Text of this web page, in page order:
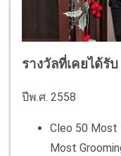
รางวัลที่เคยได้รับ
ปีพ.ศ. 2558
Cleo 50 Most
Most